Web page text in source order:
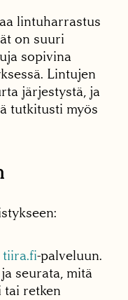
lintuharrastus
on suuri
sopivina
Lintujen
järjestystä, ja
tutkitusti myös
tiira.fi-palveluun.
seurata, mitä
tai retken